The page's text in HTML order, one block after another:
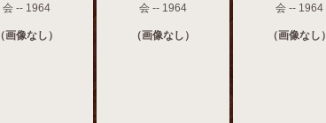
会 -- 1964
（画像なし）
会 -- 1964
（画像なし）
会 -- 1964
（画像なし）